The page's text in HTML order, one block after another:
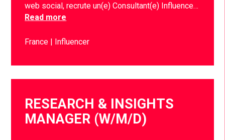
web social, recrute un(e) Consultant(e) Influence…
Read more
France Influencer
RESEARCH & INSIGHTS
MANAGER (W/M/D)